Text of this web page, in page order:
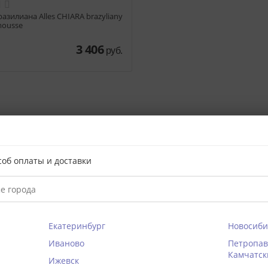
Alles CHIARA brazyliany
3 406 руб.
для городских модниц, идеален для любого образа.
с эластчиной сеточкой выглядит женственно и элегантно.
стрэп-ленты позволяют экспериментировать с
никогда не помешает.
канале @braffru (перейти к просмотру)
в тон
оплаты и доставки
Екатеринбург
Иваново
Ижевск